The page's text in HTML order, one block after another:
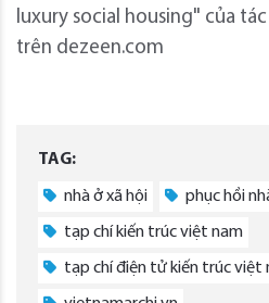
luxury social housing" của
trên dezeen.com
TAG:
nhà ở xã hội phục hồi
tạp chí kiến trúc việt nam
tạp chí điện tử kiến trúc việt